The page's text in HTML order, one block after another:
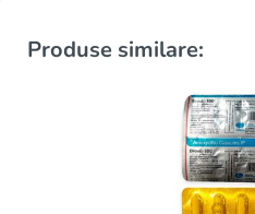
Produse similare: